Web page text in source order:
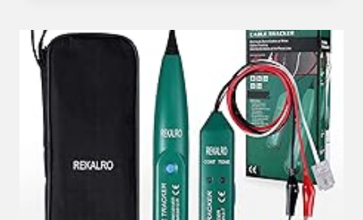
TRACKER
4G,
1500MAH
TAGE
LANGZEITBATTERIE,
MAGNETISCHER